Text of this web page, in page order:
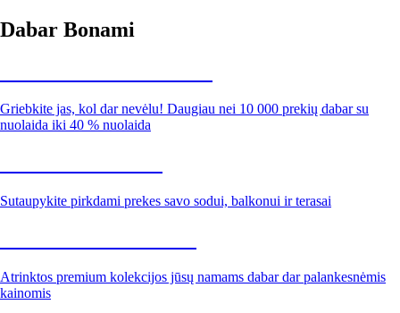
Dabar Bonami
Griebkite jas, kol dar nevėlu! Daugiau nei 10 000 prekių dabar su
nuolaida iki 40 % nuolaida
Sutaupykite pirkdami prekes savo sodui, balkonui ir terasai
Atrinktos premium kolekcijos jūsų namams dabar dar palankesnėmis
kainomis